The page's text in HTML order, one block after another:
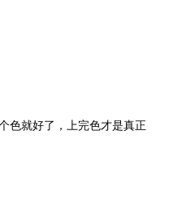
色就好了，上完色才是真正